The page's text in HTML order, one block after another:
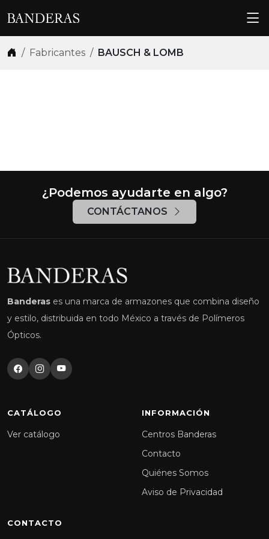
Fabricantes BAUSCH & LOMB
¿Podemos ayudarte en algo?
CONTÁCTANOS
Banderas es una marca de armazones que combina diseño
y estilo, distribuida en todo México a través de Polímeros
Ópticos.
CATÁLOGO
Ver catálogo
INFORMACIÓN
Centros Banderas
Contacto
Quiénes Somos
Aviso de Privacidad
CONTACTO